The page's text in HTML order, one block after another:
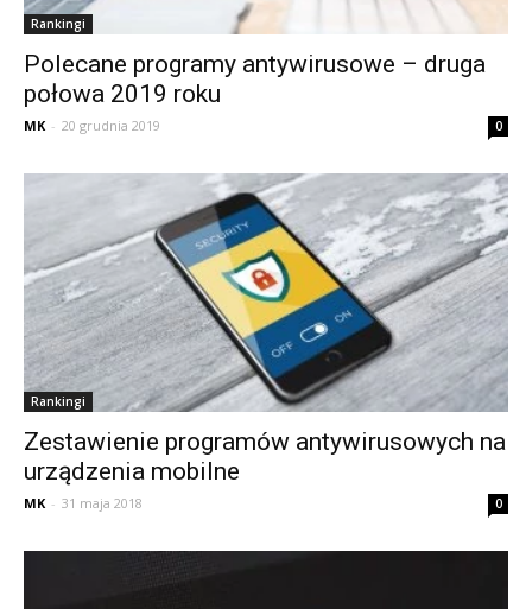
Rankingi
Polecane programy antywirusowe – druga
połowa 2019 roku
MK - 20 grudnia 2019 0
Rankingi
Zestawienie programów antywirusowych na
urządzenia mobilne
MK - 31 maja 2018 0